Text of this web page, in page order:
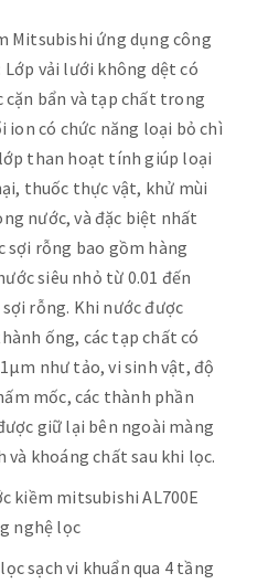
Mitsubishi ứng dụng công
vải lưới không dệt có
cặn bẩn và tạp chất trong
ion có chức năng loại bỏ chì
than hoạt tính giúp loại
thuốc thực vật, khử mùi
nước, và đặc biệt nhất
sợi rỗng bao gồm hàng
siêu nhỏ từ 0.01 đến
rỗng. Khi nước được
ống, các tạp chất có
như tảo, vi sinh vật, độ
mốc, các thành phần
giữ lại bên ngoài màng
và khoáng chất sau khi lọc.
kiềm mitsubishi AL700E
nghệ lọc
sạch vi khuẩn qua 4 tầng